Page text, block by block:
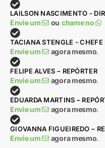
LAILSON NASCIMENTO -
Envie um ou chame no
TACIANA STENGLE - CHEFE
Envie um agora mesmo.
FELIPE ALVES – REPÓRTER
Envie um agora mesmo.
EDUARDA MARTINS –
Envie um agora mesmo.
GIOVANNA FIGUEIREDO –
Envie um agora mesmo.